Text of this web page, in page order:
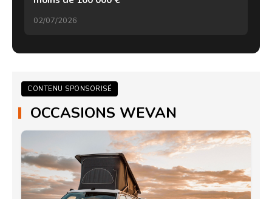
02/07/2026
CONTENU SPONSORISÉ
OCCASIONS WEVAN